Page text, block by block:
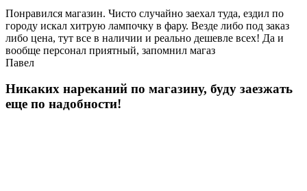
Понравился магазин. Чисто случайно заехал туда, ездил по
городу искал хитрую лампочку в фару. Везде либо под заказ
либо цена, тут все в наличии и реально дешевле всех! Да и
вообще персонал приятный, запомнил магаз
Павел
Никаких нареканий по магазину, буду заезжать
еще по надобности!